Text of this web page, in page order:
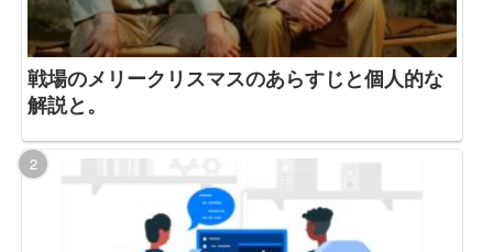
戦場のメリークリスマスのあらすじと個人的な
解説と。